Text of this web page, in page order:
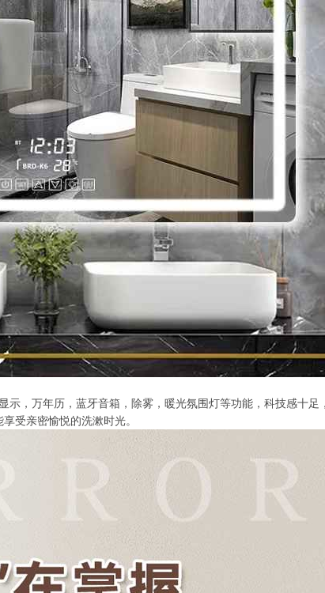
，万年历，蓝牙音箱，除雾，暖光氛围灯等功能，科技感十足
受亲密愉悦的洗漱时光。